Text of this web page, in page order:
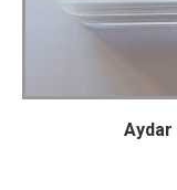
Aydar